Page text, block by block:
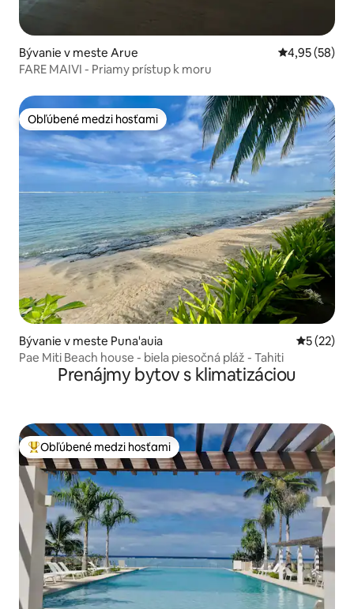
Bývanie v meste Arue Priemerné
4,95 (58)
FARE MAIVI - Priamy prístup k moru
Obľúbené medzi hosťami
Obľúbené medzi hosťami
Bývanie v meste Puna'auia
5 (22)
Pae Miti Beach house - biela piesočná pláž - Tahiti
Prenájmy bytov s klimatizáciou
Najobľúbenejšie medzi hosťami
Obľúbené medzi hosťami